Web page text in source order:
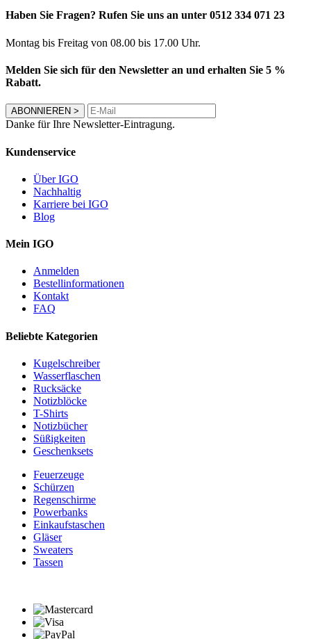
Haben Sie Fragen? Rufen Sie uns an unter 0512 334 071 23
Montag bis Freitag von 08.00 bis 17.00 Uhr.
Melden Sie sich für den Newsletter an und erhalten Sie 5 %
Rabatt.
ABONNIEREN >
Danke für Ihre Newsletter-Eintragung.
Kundenservice
Über IGO
Nachhaltig
Karriere bei IGO
Blog
Mein IGO
Anmelden
Bestellinformationen
Kontakt
FAQ
Beliebte Kategorien
Kugelschreiber
Wasserflaschen
Rucksäcke
Notizblöcke
T-Shirts
Notizbücher
Süßigkeiten
Geschenksets
Feuerzeuge
Schürzen
Regenschirme
Powerbanks
Einkaufstaschen
Gläser
Sweaters
Tassen